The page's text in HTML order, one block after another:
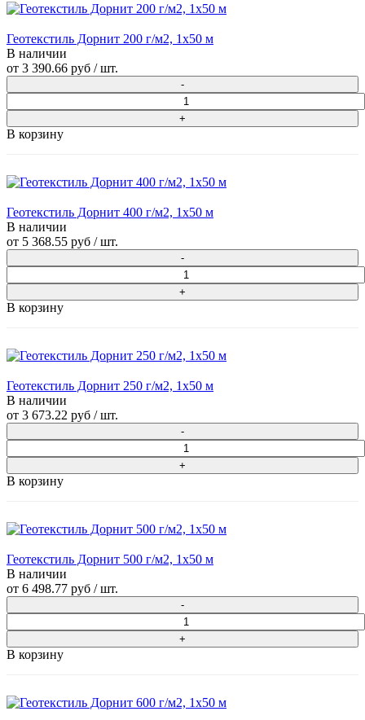
Геотекстиль Дорнит 200 г/м2, 1х50 м
В наличии
от 3 390.66 руб / шт.
В корзину
Геотекстиль Дорнит 400 г/м2, 1х50 м
В наличии
от 5 368.55 руб / шт.
В корзину
Геотекстиль Дорнит 250 г/м2, 1х50 м
В наличии
от 3 673.22 руб / шт.
В корзину
Геотекстиль Дорнит 500 г/м2, 1х50 м
В наличии
от 6 498.77 руб / шт.
В корзину